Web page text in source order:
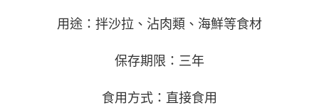
用途：拌沙拉、沾肉類、海鮮等食材
保存期限：三年
食用方式：直接食用